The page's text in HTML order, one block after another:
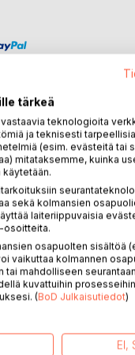
joka kertoo
joka on ehtinyt nähdä
elämän haasteita
Elämä ei aina ole
kirjassa revitään auki
ovat valtaosalle
teokseen.
tärkeä
teknologioita
ja teknisesti
(esim. evästeitä tai
mitataksemme, kuinka
käytetään.
sekä kolmansien
laiteriippuvaisia
osoitteita.
osapuolten sisältöä
vaikuttaa kolmannen
mahdolliseen
kuvattuihin
(BoD Julkaisutiedot)
EI,